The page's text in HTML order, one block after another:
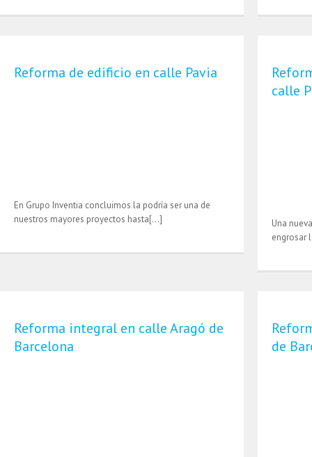
Reforma de edificio en calle Pavia
En Grupo Inventia concluimos la podría ser una de
nuestros mayores proyectos hasta[…]
calle
Una
engrosar
Reforma integral en calle Aragó de
Barcelona
de